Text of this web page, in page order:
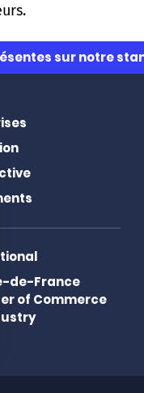
sur notre
de-France
of Commerce